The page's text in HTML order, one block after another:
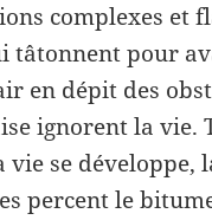
complexes et
tâtonnent pour
en dépit des
ignorent la vie.
se développe,
percent le